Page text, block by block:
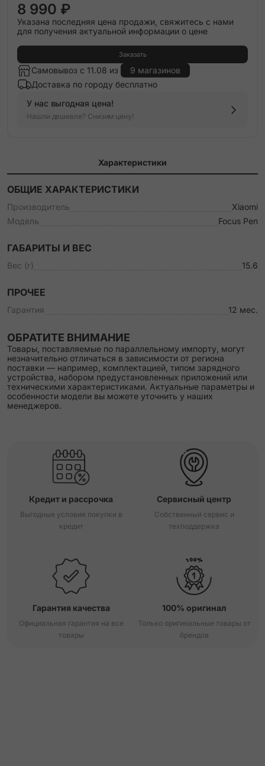
8 990 ₽
Указана последняя цена продажи, свяжитесь с нами
для получения актуальной информации о цене
Заказать
Самовывоз с 11.08 из
9 магазинов
Доставка по городу бесплатно
У нас выгодная цена!
Нашли дешевле? Снизим цену!
Характеристики
ОБЩИЕ ХАРАКТЕРИСТИКИ
Производитель
Xiaomi
Модель
Focus Pen
ГАБАРИТЫ И ВЕС
Вес (г) 15.6
ПРОЧЕЕ
Гарантия 12 мес.
ОБРАТИТЕ ВНИМАНИЕ
Товары, поставляемые по параллельному импорту, могут
незначительно отличаться в зависимости от региона
поставки — например, комплектацией, типом зарядного
устройства, набором предустановленных приложений или
техническими характеристиками. Актуальные параметры и
особенности модели вы можете уточнить у наших
менеджеров.
Кредит и рассрочка
Выгодные условия покупки в
кредит
Сервисный центр
Собственный сервис и
техподдержка
Гарантия качества
Официальная гарантия на все
товары
100% оригинал
Только оригинальные товары от
брендов